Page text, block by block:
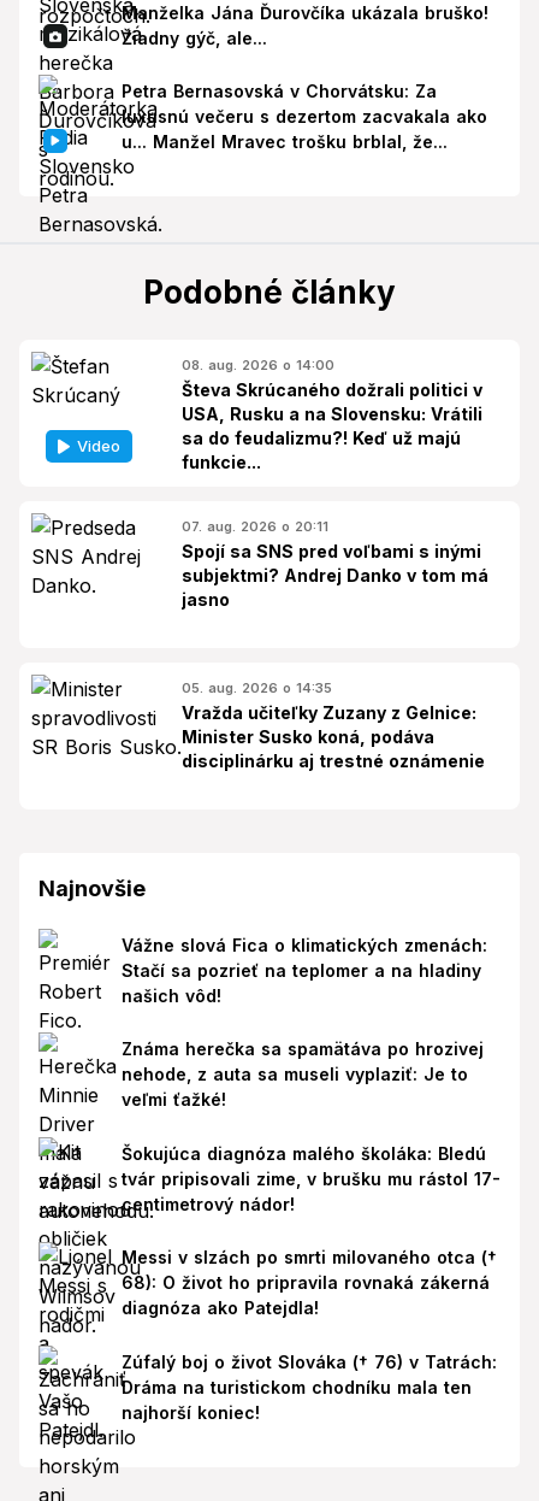
Manželka Jána Ďurovčíka ukázala bruško!
Žiadny gýč, ale...
Petra Bernasovská v Chorvátsku: Za
luxusnú večeru s dezertom zacvakala ako
u... Manžel Mravec trošku brblal, že...
Podobné články
Video
08. aug. 2026 o 14:00
Števa Skrúcaného dožrali politici v
USA, Rusku a na Slovensku: Vrátili
sa do feudalizmu?! Keď už majú
funkcie...
07. aug. 2026 o 20:11
Spojí sa SNS pred voľbami s inými
subjektmi? Andrej Danko v tom má
jasno
05. aug. 2026 o 14:35
Vražda učiteľky Zuzany z Gelnice:
Minister Susko koná, podáva
disciplinárku aj trestné oznámenie
Najnovšie
Vážne slová Fica o klimatických zmenách:
Stačí sa pozrieť na teplomer a na hladiny
našich vôd!
Známa herečka sa spamätáva po hrozivej
nehode, z auta sa museli vyplaziť: Je to
veľmi ťažké!
Šokujúca diagnóza malého školáka: Bledú
tvár pripisovali zime, v brušku mu rástol 17-
centimetrový nádor!
Messi v slzách po smrti milovaného otca (†
68): O život ho pripravila rovnaká zákerná
diagnóza ako Patejdla!
Zúfalý boj o život Slováka († 76) v Tatrách:
Dráma na turistickom chodníku mala ten
najhorší koniec!